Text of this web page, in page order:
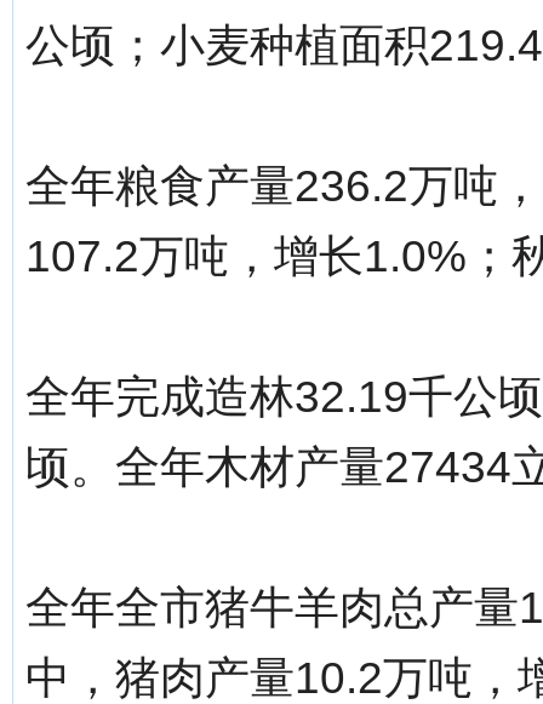
公顷；小麦种植面积
全年粮食产量236.2万吨
107.2万吨，增长1.0%；
全年完成造林32.19千公
顷。全年木材产量27434
全年全市猪牛羊肉总产量
中，猪肉产量10.2万吨，